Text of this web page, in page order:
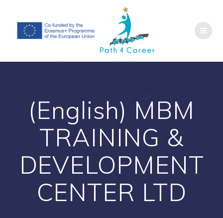
Salta
contenuto
(English) MBM
TRAINING &
DEVELOPMENT
CENTER LTD